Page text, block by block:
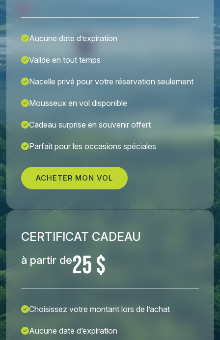
Aucune date d’expiration
Valide en tout temps
Nacelle privé pour votre réservation seulement
Mousseux en vol disponible
Cadeau surprise en souvenir offert
Parfait pour les occasions spéciales
ACHETER MON VOL
CERTIFICAT CADEAU
à partir de25 $
Choisissez votre montant lors de l’achat
Aucune date d’expiration